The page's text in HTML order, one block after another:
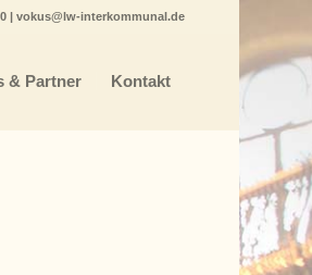
| vokus@lw-interkommunal.de
& Partner Kontakt